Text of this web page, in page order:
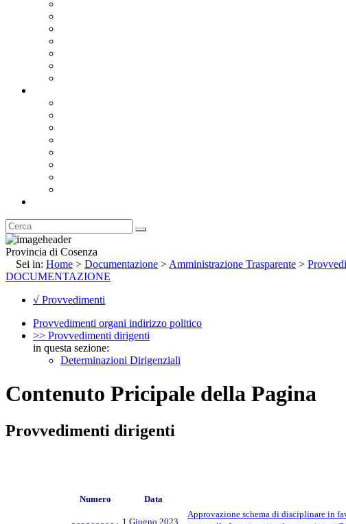
Provincia di Cosenza
Sei in: Home > Documentazione > Amministrazione Trasparente >
DOCUMENTAZIONE
√ Provvedimenti
Provvedimenti organi indirizzo politico
>> Provvedimenti dirigenti
in questa sezione:
Determinazioni Dirigenziali
Contenuto Pricipale della Pagina
Provvedimenti dirigenti
Numero Data
1 Giugno 2023
Approvazione schema di disciplinare in